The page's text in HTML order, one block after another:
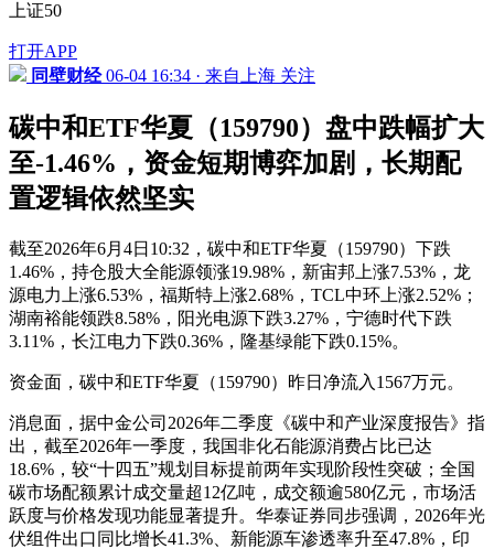
上证50
打开APP
同壁财经 06-04 16:34 · 来自上海 关注
碳中和ETF华夏（159790）盘中跌幅扩大
至-1.46%，资金短期博弈加剧，长期配
置逻辑依然坚实
截至2026年6月4日10:32，碳中和ETF华夏（159790）下跌
1.46%，持仓股大全能源领涨19.98%，新宙邦上涨7.53%，龙
源电力上涨6.53%，福斯特上涨2.68%，TCL中环上涨2.52%；
湖南裕能领跌8.58%，阳光电源下跌3.27%，宁德时代下跌
3.11%，长江电力下跌0.36%，隆基绿能下跌0.15%。
资金面，碳中和ETF华夏（159790）昨日净流入1567万元。
消息面，据中金公司2026年二季度《碳中和产业深度报告》指
出，截至2026年一季度，我国非化石能源消费占比已达
18.6%，较“十四五”规划目标提前两年实现阶段性突破；全国
碳市场配额累计成交量超12亿吨，成交额逾580亿元，市场活
跃度与价格发现功能显著提升。华泰证券同步强调，2026年光
伏组件出口同比增长41.3%、新能源车渗透率升至47.8%，印